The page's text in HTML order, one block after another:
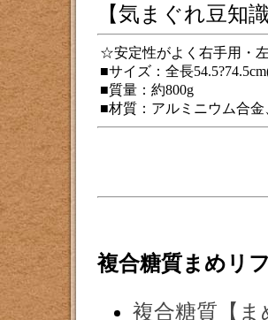
【気まぐれ豆知識
☆安定性がよく右手用・
■サイズ：全長
■質量：約800g
■材質：アルミニウム合
複合糖質まめリ
複合糖質【